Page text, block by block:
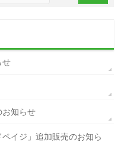
せ
お知らせ
イジ」追加販売のお知ら